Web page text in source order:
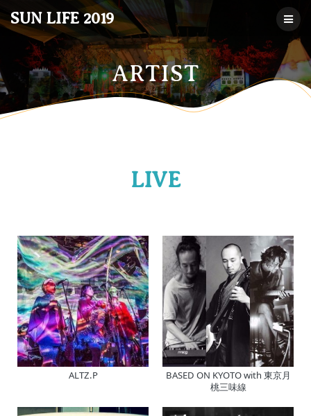
テ
ン
ツ
へ
ス
SUN LIFE 2019
ARTIST
LIVE
ALTZ.P
BASED ON KYOTO with 東京月
桃三味線